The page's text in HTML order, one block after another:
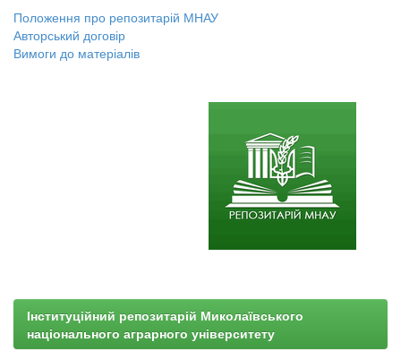
Положення про репозитарій МНАУ
Авторський договір
Вимоги до матеріалів
Інституційний репозитарій Миколаївського
національного аграрного університету